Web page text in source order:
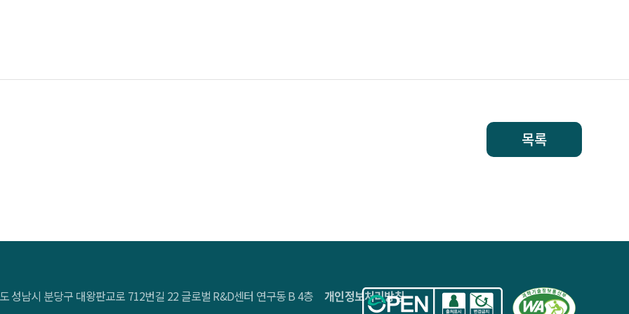
목록
성남시 분당구 대왕판교로 712번길 22 글로벌 R&D센터 연구동 B 4층개인정보처리방침